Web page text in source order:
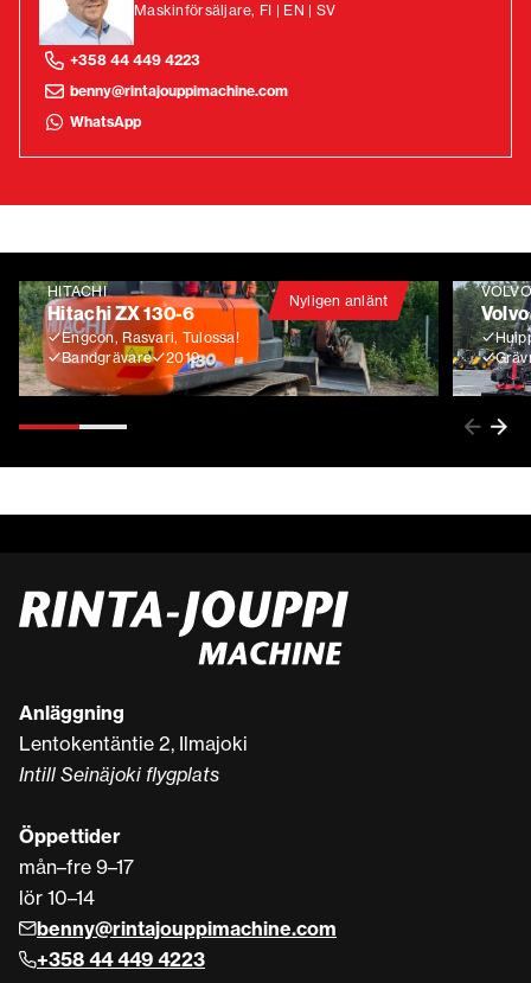
Maskinförsäljare, FI | EN | SV
+358 44 449 4223
benny@rintajouppimachine.com
WhatsApp
Nyligen anlänt
HITACHI
Hitachi ZX 130-6
Engcon, Rasvari, Tulossa!
Bandgrävare
2019
VOLVO
Volvo
Anläggning
Lentokentäntie 2, Ilmajoki
Intill Seinäjoki flygplats
Öppettider
mån–fre 9–17
lör 10–14
benny@rintajouppimachine.com
+358 44 449 4223